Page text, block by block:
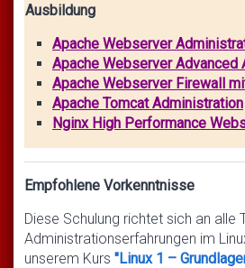
Ausbildung
Apache Webserver
Apache Webserver Advanced
Apache Webserver Firewall
Apache Tomcat Administration
Nginx High Performance
Empfohlene Vorkenntnisse
Diese Schulung richtet sich an alle
Administrationserfahrungen im
unserem Kurs "Linux 1 –